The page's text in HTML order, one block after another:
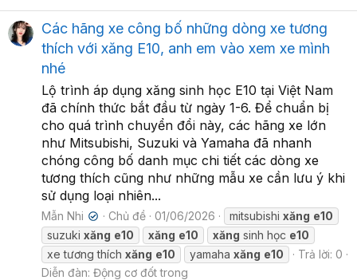
Các hãng xe công bố những dòng xe tương
thích với xăng E10, anh em vào xem xe mình
nhé
Lộ trình áp dụng xăng sinh học E10 tại Việt Nam
đã chính thức bắt đầu từ ngày 1-6. Để chuẩn bị
cho quá trình chuyển đổi này, các hãng xe lớn
như Mitsubishi, Suzuki và Yamaha đã nhanh
chóng công bố danh mục chi tiết các dòng xe
tương thích cũng như những mẫu xe cần lưu ý khi
sử dụng loại nhiên...
Mẫn Nhi ✔ Chủ đề 01/06/2026 mitsubishixăng e10
suzuki xăng e10 xăng e10 xăng sinh học e10
xe tương thích xăng e10 yamaha xăng e10
Trả lời: 0
Diễn đàn: Động cơ đốt trong